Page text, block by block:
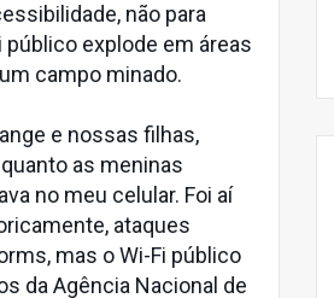
não para
explode em áreas
campo minado.
e nossas filhas,
as meninas
no meu celular. Foi aí
ataques
mas o Wi-Fi público
da Agência Nacional de